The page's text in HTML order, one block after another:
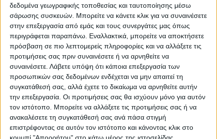
δεδομένα γεωγραφικής τοποθεσίας και ταυτοποίησης μέσω
σάρωσης συσκευών. Μπορείτε να κάνετε κλικ για να συναινέσετε
στην επεξεργασία από εμάς και τους συνεργάτες μας όπως
περιγράφεται παραπάνω. Εναλλακτικά, μπορείτε να αποκτήσετε
πρόσβαση σε πιο λεπτομερείς πληροφορίες και να αλλάξετε τις
προτιμήσεις σας πριν συναινέσετε ή να αρνηθείτε να
συναινέσετε. Λάβετε υπόψη ότι κάποια επεξεργασία των
προσωπικών σας δεδομένων ενδέχεται να μην απαιτεί τη
συγκατάθεσή σας, αλλά έχετε το δικαίωμα να αρνηθείτε αυτήν
την επεξεργασία. Οι προτιμήσεις σας θα ισχύουν μόνο για αυτόν
τον ιστότοπο. Μπορείτε να αλλάξετε τις προτιμήσεις σας ή να
ανακαλέσετε τη συγκατάθεσή σας ανά πάσα στιγμή
επιστρέφοντας σε αυτόν τον ιστότοπο και κάνοντας κλικ στο
Όμως μπορούμε να κάνουμε παρατηρήσεις
κοιτώντας το ρυθμό εμφάνισης κάποιων
περιστατικών που χρονικά συσχετίζονται με
ένα εμβόλιο- δηλαδή έπονται του
εμβολιασμού. Μπορούμε δηλαδή να
κοιτάξουμε τις τάσεις εμφάνισης και να τις
συγκρίνουμε με την πιθανότητα εμφάνισης
αντίστοιχων γεγονότων στο γενικό
πληθυσμό.
Τα ερωτήματα όμως που έχουν σημασία για